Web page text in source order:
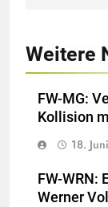
Weitere
FW-MG:
Kollision
18.
FW-WRN:
Werner